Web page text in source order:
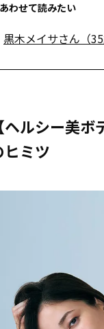
わせて読みたい
黒木メイサさん（
【ヘルシー美
ヒミツ